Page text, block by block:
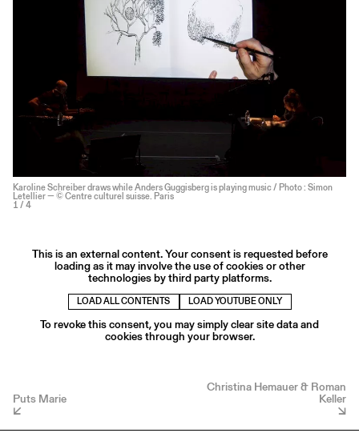
Karoline Schreiber draws while Anders Guggisberg is playing music / Photo : Simon
Letellier — © Centre culturel suisse. Paris
1 / 4
This is an external content. Your consent is requested before
loading as it may involve the use of cookies or other
technologies by third party platforms.
LOAD ALL CONTENTS LOAD YOUTUBE ONLY
To revoke this consent, you may simply clear site data and
cookies through your browser.
Puts Marie
Christina Hemauer & Roman
Keller